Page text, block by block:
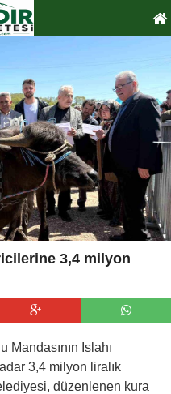
3,4 milyon
Mandasının Islahı
3,4 milyon liralık
düzenlenen kura